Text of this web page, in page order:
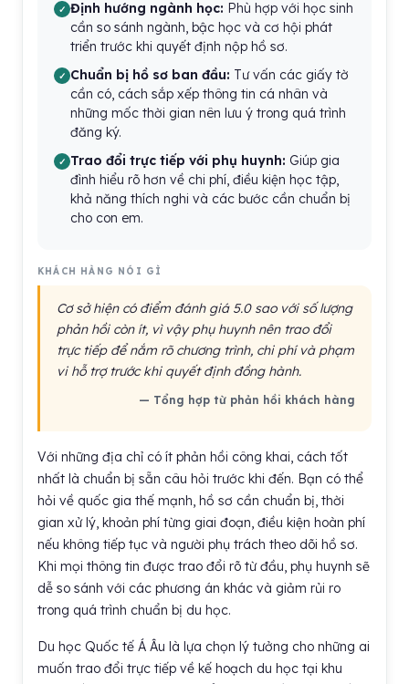
Định hướng ngành học: Phù hợp với học sinh
cần so sánh ngành, bậc học và cơ hội phát
triển trước khi quyết định nộp hồ sơ.
Chuẩn bị hồ sơ ban đầu: Tư vấn các giấy tờ
cần có, cách sắp xếp thông tin cá nhân và
những mốc thời gian nên lưu ý trong quá trình
đăng ký.
Trao đổi trực tiếp với phụ huynh: Giúp gia
đình hiểu rõ hơn về chi phí, điều kiện học tập,
khả năng thích nghi và các bước cần chuẩn bị
cho con em.
KHÁCH HÀNG NÓI GÌ
Cơ sở hiện có điểm đánh giá 5.0 sao với số lượng
phản hồi còn ít, vì vậy phụ huynh nên trao đổi
trực tiếp để nắm rõ chương trình, chi phí và phạm
vi hỗ trợ trước khi quyết định đồng hành.
— Tổng hợp từ phản hồi khách hàng
Với những địa chỉ có ít phản hồi công khai, cách tốt
nhất là chuẩn bị sẵn câu hỏi trước khi đến. Bạn có thể
hỏi về quốc gia thế mạnh, hồ sơ cần chuẩn bị, thời
gian xử lý, khoản phí từng giai đoạn, điều kiện hoàn phí
nếu không tiếp tục và người phụ trách theo dõi hồ sơ.
Khi mọi thông tin được trao đổi rõ từ đầu, phụ huynh sẽ
dễ so sánh với các phương án khác và giảm rủi ro
trong quá trình chuẩn bị du học.
Du học Quốc tế Á Âu là lựa chọn lý tưởng cho những ai
muốn trao đổi trực tiếp về kế hoạch du học tại khu